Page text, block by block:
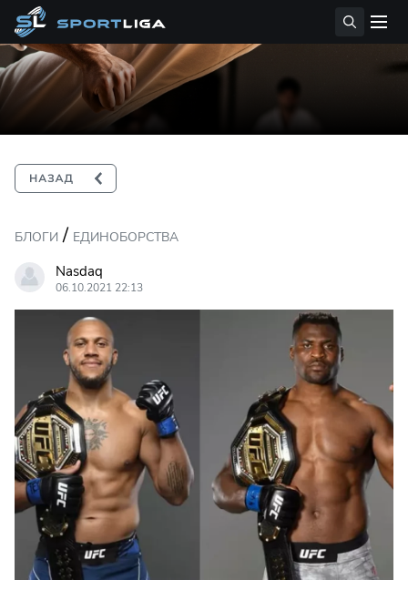
БЛОГИ / ЕДИНОБОРСТВА
Nasdaq
06.10.2021 22:13